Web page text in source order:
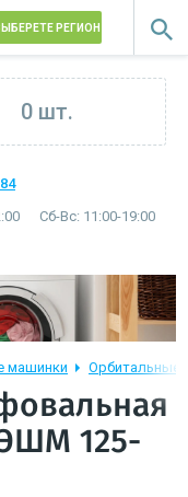
РЕГИОН
0 шт.
Сб-Вс: 11:00-19:00
машинки Орбитальные
125-